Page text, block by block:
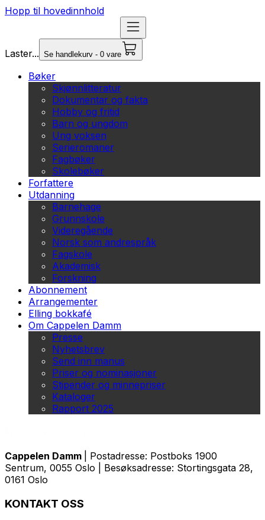
Hopp til hovedinnhold
Laster... Se handlekurv - 0 vare
Bøker
Skjønnlitteratur
Dokumentar og fakta
Hobby og fritid
Barn og ungdom
Ung voksen
Serieromaner
Fagbøker
Skolebøker
Forfattere
Utdanning
Barnehage
Grunnskole
Videregående
Norsk som andrespråk
Fagskole
Akademisk
Forskning
Abonnement
Arrangementer
Elling bokkafé
Om Cappelen Damm
Presse
Nyhetsbrev
Send inn manus
Priser og nominasjoner
Stipender og minnepriser
Kataloger
Rapport 2025
Cappelen Damm
| Postadresse: Postboks 1900
Sentrum, 0055 Oslo | Besøksadresse: Stortingsgata 28,
0161 Oslo
KONTAKT OSS